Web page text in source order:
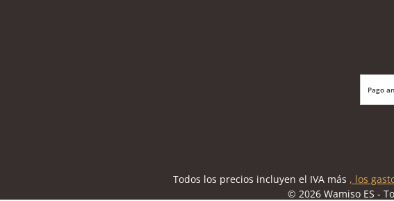
Pago
Todos los precios incluyen el IVA más , los
© 2026 Wamiso ES -